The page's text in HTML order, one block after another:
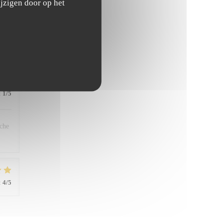
door op het
1/5
4/5